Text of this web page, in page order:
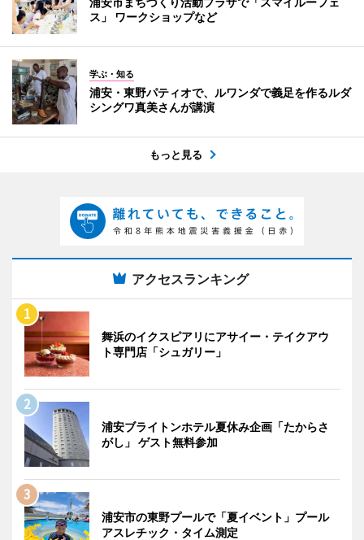
ス」 ワークショップなど
学ぶ・知る
浦安・東野パティオで、ルワンダで義足を作るルダ
シングワ真美さんが講演
もっと見る
アクセスランキング
舞浜のイクスピアリにアサイー・テイクアウ
ト専門店「シュガリー」
浦安ブライトンホテル夏休み企画「たからさ
がし」 ゲスト無料参加
浦安市の東野プールで「夏イベント」プール
アスレチック・タイム測定